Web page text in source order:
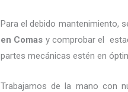
Para el debido mantenimiento,
en Comas y comprobar el
partes mecánicas estén en
Trabajamos de la mano con